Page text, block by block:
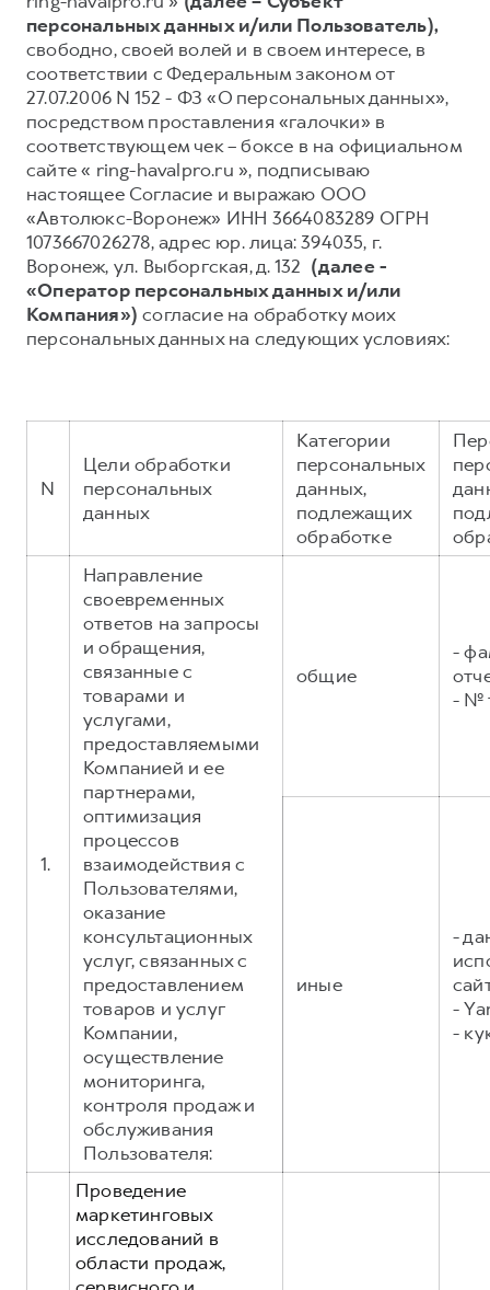
H7 H9
от 4 799 000 ₽
Тест-драйв
Трейд-ин
КРЕДИТ И СТРАХОВАНИЕ
Кредитный калькулятор
Страхование
Кредит
КОРПОРАТИВНЫМ КЛИЕНТАМ
Для малого бизнеса
Крупным корпоративным клиентам
Система управления автопарком
Сервис для корпоративных клиентов
HAVAL Лизинг
АКСЕССУАРЫ HAVAL
Автомобильные аксессуары
Коллекция PRO
Коллекция Базовая
Коллекция Детская
СЕРВИСНОЕ ОБСЛУЖИВАНИЕ
Нулевое ТО
Программа «Помощь на дороге»
Регламенты технического обслуживания
Электронный ПТС
ПОДДЕРЖКА
GWM Безопасность
Гарантия HAVAL
Мобильное приложение GWM
Руководства по эксплуатации
Подписки
АКСЕССУАРЫ HAVAL
Автомобильные аксессуары
Коллекция PRO
Коллекция Базовая
Коллекция Детская
О дилере
Наша команда
Контакты
персональных данных и/или Пользователь),
свободно, своей волей и в своем интересе, в
соответствии с Федеральным законом от
27.07.2006 N 152 - ФЗ «О персональных данных»,
посредством проставления «галочки» в
соответствующем чек – боксе в на официальном
сайте « ring-havalpro.ru », подписываю
настоящее Согласие и выражаю ООО
«Автолюкс-Воронеж» ИНН 3664083289 ОГРН
1073667026278, адрес юр. лица: 394035, г.
Воронеж, ул. Выборгская, д. 132 (далее -
«Оператор персональных данных и/или
Компания») согласие на обработку моих
персональных данных на следующих условиях:
N
Цели обработки
персональных
данных
Категории
персональных
данных,
подлежащих
обработке
1.
Направление
своевременных
ответов на запросы
и обращения,
связанные с
товарами и
услугами,
предоставляемыми
Компанией и ее
партнерами,
оптимизация
процессов
взаимодействия с
Пользователями,
оказание
консультационных
услуг, связанных с
предоставлением
товаров и услуг
Компании,
осуществление
мониторинга,
контроля продаж и
обслуживания
Пользователя:
общие
-
- №
иные
-
-
-
Проведение
маркетинговых
исследований в
области продаж,